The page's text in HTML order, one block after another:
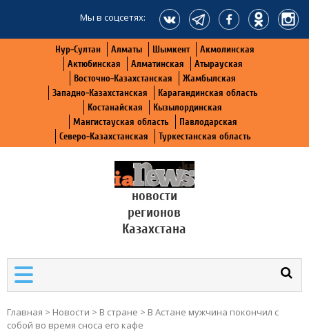
Мы в соцсетях:
Нур-Султан Алматы Шымкент
Акмолинская
Актюбинская
Алматинская
Атырауская
Восточно-Казахстанская
Жамбылская
Западно-Казахстанская
Карагандинская область
Костанайская
Кызылординская
Мангистауская область
Павлодарская
Северо-Казахстанская
Туркестанская область
новости
регионов
Казахстана
Главная > Новости > В стране > В Астане мужчина покончил с
собой во время сноса его кафе